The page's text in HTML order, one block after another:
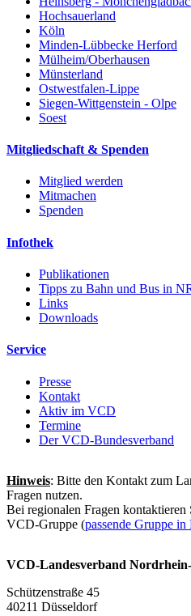
Hochsauerland
Köln
Minden-Lübbecke Herford
Mülheim/Oberhausen
Münsterland
Ostwestfalen-Lippe
Siegen-Wittgenstein - Olpe
Soest
Mitgliedschaft & Spenden
Mitglied werden
Mitmachen
Spenden
Infothek
Publikationen
Tipps zu Bahn und Bus in
Links
Downloads
Service
Presse
Kontakt
Aktiv im VCD
Termine
Der VCD-Bundesverband
Hinweis: Bitte den Kontakt zum
Fragen nutzen.
Bei regionalen Fragen kontaktieren
VCD-Gruppe (passende Gruppe
VCD-Landesverband Nordrhein-
Schützenstraße 45
40211 Düsseldorf